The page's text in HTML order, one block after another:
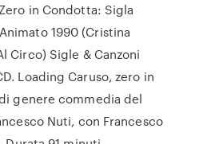
in Condotta: Sigla
1990 (Cristina
Circo) Sigle & Canzoni
Loading Caruso, zero in
genere commedia del
Nuti, con Francesco